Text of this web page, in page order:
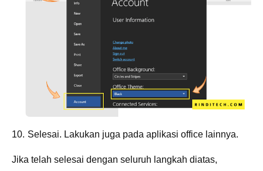
Selesai. Lakukan juga pada aplikasi office lainnya.
Jika telah selesai dengan seluruh langkah diatas,